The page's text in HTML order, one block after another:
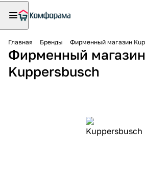
Главная Бренды Фирменный магазин
Фирменный магазин
Kuppersbusch